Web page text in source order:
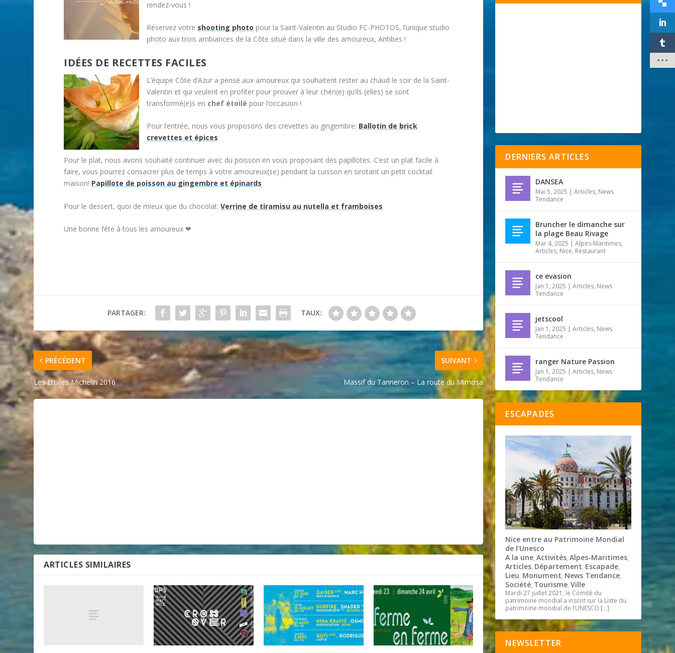
rendez-vous !
Réservez votre shooting photo pour la Saint-Valentin au Studio FC-PHOTOS, l’unique studio
photo aux trois ambiances de la Côte situé dans la ville des amoureux, Antibes !
IDÉES DE RECETTES FACILES
L’équipe Côte d’Azur a pensé aux amoureux qui souhaitent rester au chaud le soir de la Saint-
Valentin et qui veulent en profiter pour prouver à leur chéri(e) qu’ils (elles) se sont
transformé(e)s en chef étoilé pour l’occasion !
Pour l’entrée, nous vous proposons des crevettes au gingembre: Ballotin de brick
crevettes et épices
Pour le plat, nous avons souhaité continuer avec du poisson en vous proposant des papillotes. C’est un plat facile à
faire, vous pourrez consacrer plus de temps à votre amoureux(se) pendant la cuisson en sirotant un petit cocktail
maison! Papillote de poisson au gingembre et épinards
Pour le dessert, quoi de mieux que du chocolat:Verrine de tiramisu au nutella et framboises
Une bonne fête à tous les amoureux ❤
PARTAGER: TAUX:
PRÉCÉDENT
Les Etoiles Michelin 2016
SUIVANT
Massif du Tanneron – La route du Mimosa
ARTICLES SIMILAIRES
DERNIERS ARTICLES
DANSEA
Mai 5, 2025 |Articles, News
Tendance
Bruncher le dimanche sur
la plage Beau Rivage
Mar 4, 2025 |Alpes-Maritimes,
Articles, Nice, Restaurant
ce evasion
Jan 1, 2025 |Articles, News
Tendance
jetscool
Jan 1, 2025 |Articles, News
Tendance
ranger Nature Passion
Jan 1, 2025 |Articles, News
Tendance
ESCAPADES
Nice entre au Patrimoine Mondial
de l’Unesco
A la une,Activités,Alpes-Maritimes,
Articles, Département, Escapade,
Lieu, Monument, News Tendance,
Société, Tourisme,Ville
Mardi 27 juillet 2021, le Comité du
patrimoine mondial a inscrit sur la Liste du
patrimoine mondial de l’UNESCO […]
NEWSLETTER